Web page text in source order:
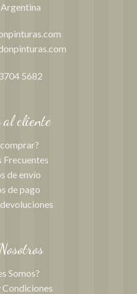
5682
cliente
Frecuentes
de envío
de pago
Somos?
Condiciones